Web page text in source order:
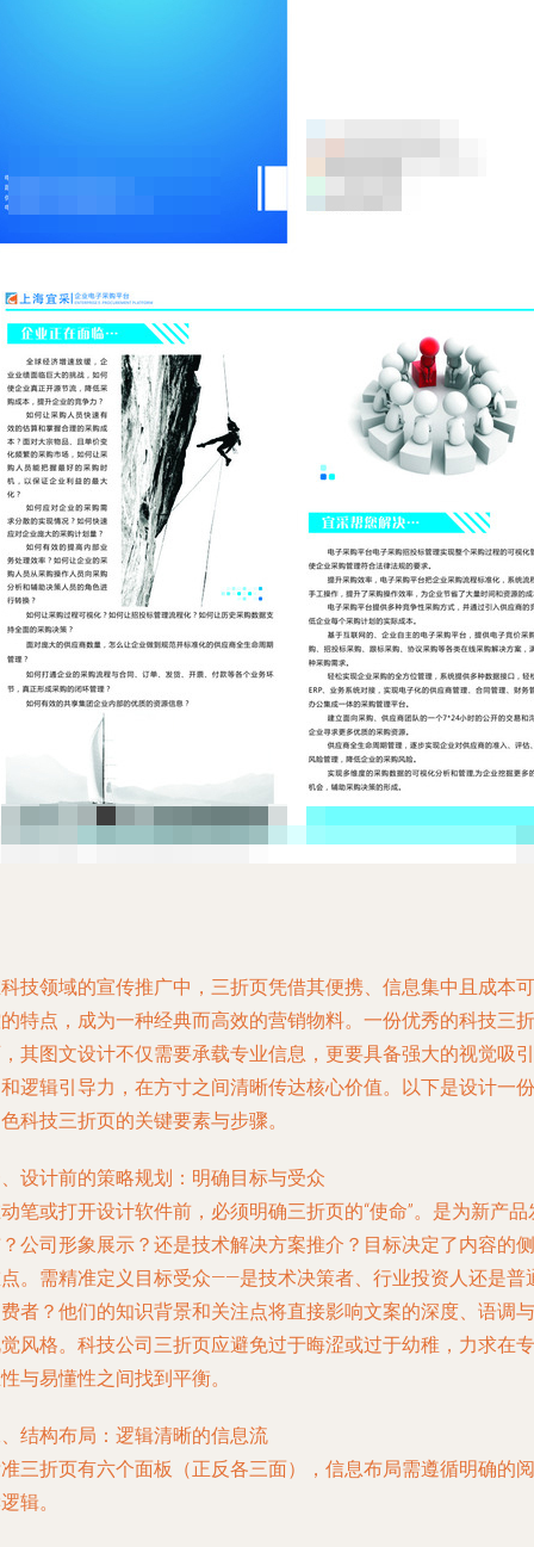
技领域的宣传推广中，三折页凭借其便携、信息集中且成本可
特点，成为一种经典而高效的营销物料。一份优秀的科技三折
其图文设计不仅需要承载专业信息，更要具备强大的视觉吸引
逻辑引导力，在方寸之间清晰传达核心价值。以下是设计一份
科技三折页的关键要素与步骤。
设计前的策略规划：明确目标与受众
笔或打开设计软件前，必须明确三折页的“使命”。是为新产品
公司形象展示？还是技术解决方案推介？目标决定了内容的侧
。需精准定义目标受众——是技术决策者、行业投资人还是普
者？他们的知识背景和关注点将直接影响文案的深度、语调与
风格。科技公司三折页应避免过于晦涩或过于幼稚，力求在专
与易懂性之间找到平衡。
结构布局：逻辑清晰的信息流
三折页有六个面板（正反各三面），信息布局需遵循明确的阅
辑。